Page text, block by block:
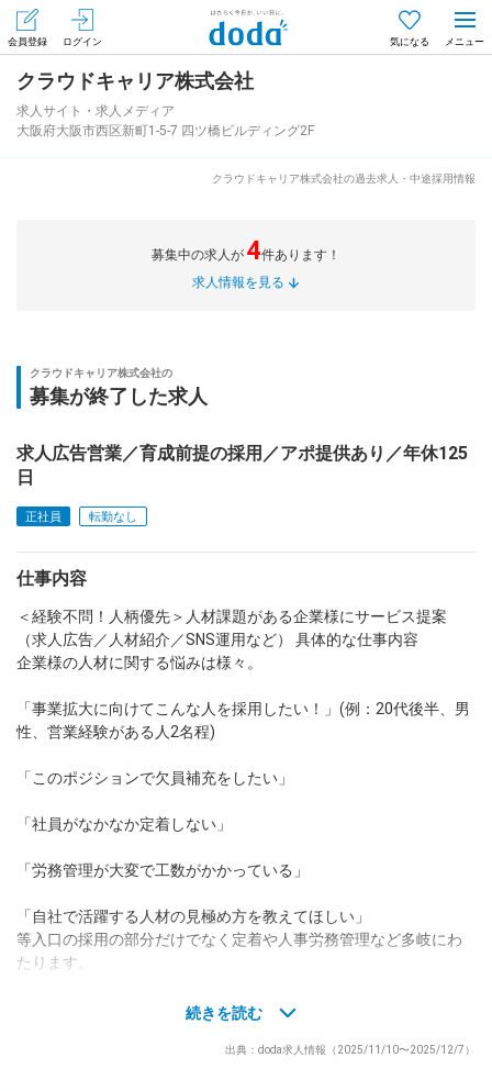
会員登録 ログイン 気になる
会員登録（無料）
イベント
専門サイト
対応時間：10:00～22:00(日曜・年末年始を除く)
自動案内は24時間365日対応
転職の「モヤモヤ」、一人で悩まず
気軽に相談してみませんか？
dodaの使い方は？
今の仕事を続けるべき？
クラウドキャリア株式会社
求人サイト・求人メディア
大阪府大阪市西区新町1-5-7 四ツ橋ビルディング2F
クラウドキャリア株式会社の過去求人・中途採用情報
募集中の求人が 4件あります！
求人情報を見る
クラウドキャリア株式会社の
募集が終了した求人
求人広告営業／育成前提の採用／アポ提供あり／年休125
日
正社員 転勤なし
仕事内容
＜経験不問！人柄優先＞人材課題がある企業様にサービス提案
（求人広告／人材紹介／SNS運用など） 具体的な仕事内容
企業様の人材に関する悩みは様々。
「事業拡大に向けてこんな人を採用したい！」(例：20代後半、男
性、営業経験がある人2名程)
「このポジションで欠員補充をしたい」
「社員がなかなか定着しない」
「労務管理が大変で工数がかかっている」
「自社で活躍する人材の見極め方を教えてほしい」
等入口の採用の部分だけでなく定着や人事労務管理など多岐にわ
たります。
■まずは課題をお持ちの企業様の開拓／アポ提供あり
ンターが営業を強力にバックアップ！商談に繋がるアポイントが
続きを読む
出典：doda求人情報（2025/11/10〜2025/12/7）